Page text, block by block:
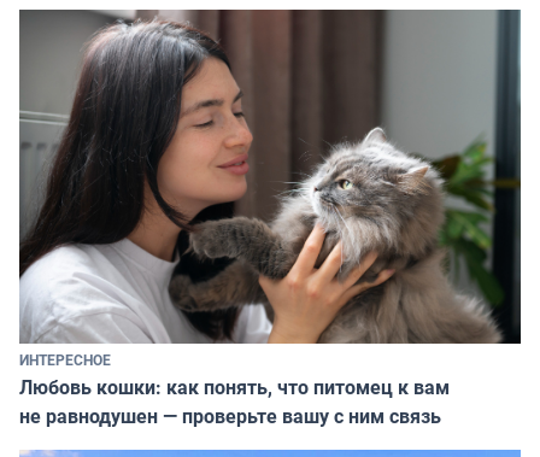
ИНТЕРЕСНОЕ
Любовь кошки: как понять, что питомец к вам
не равнодушен — проверьте вашу с ним связь